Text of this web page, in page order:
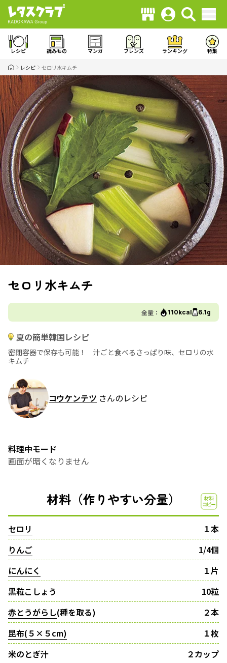
レシピ 読みもの マンガ フレンズ ランキング 特集
レシピ セロリ水キムチ
セロリ水キムチ
全量： 110kcal 6.1g
夏の簡単韓国レシピ
密閉容器で保存も可能！ 汁ごと食べるさっぱり味、セロリの水
キムチ
コウケンテツ さんのレシピ
料理中モード
画面が暗くなりません
材料（作りやすい分量）
セロリ
１本
りんご
1/4個
にんにく
１片
黒粒こしょう
10粒
赤とうがらし(種を取る)
２本
昆布(５×５cm)
１枚
米のとぎ汁
２カップ